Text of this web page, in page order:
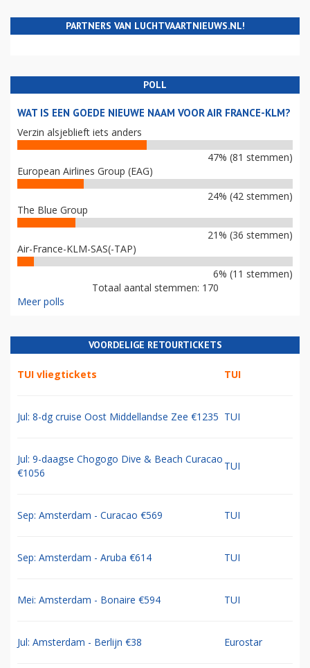
PARTNERS VAN LUCHTVAARTNIEUWS.NL!
POLL
WAT IS EEN GOEDE NIEUWE NAAM VOOR AIR FRANCE-KLM?
Verzin alsjeblieft iets anders
47% (81 stemmen)
European Airlines Group (EAG)
24% (42 stemmen)
The Blue Group
21% (36 stemmen)
Air-France-KLM-SAS(-TAP)
6% (11 stemmen)
Totaal aantal stemmen: 170
Meer polls
VOORDELIGE RETOURTICKETS
TUI vliegtickets TUI
Jul: 8-dg cruise Oost Middellandse Zee €1235 TUI
Jul: 9-daagse Chogogo Dive & Beach Curacao
€1056
TUI
Sep: Amsterdam - Curacao €569 TUI
Sep: Amsterdam - Aruba €614 TUI
Mei: Amsterdam - Bonaire €594 TUI
Jul: Amsterdam - Berlijn €38 Eurostar